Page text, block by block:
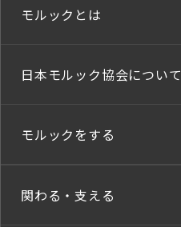
モルックとは
日本モルック協会について
モルックをする
関わる・支える